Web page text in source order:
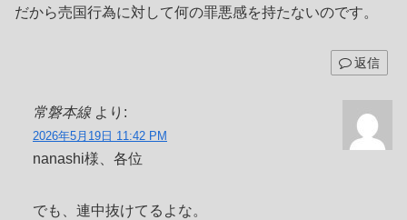
だから売国行為に対して何の罪悪感を持たないのです。
返信
常磐本線 より:
2026年5月19日 11:42 PM
nanashi様、各位
でも、連中抜けてるよな。